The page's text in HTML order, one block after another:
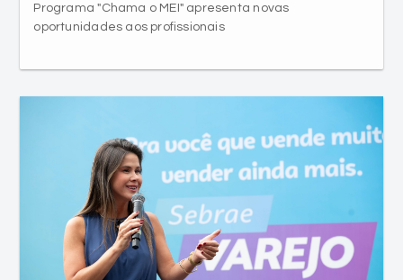
Programa "Chama o MEI" apresenta novas
oportunidades aos profissionais